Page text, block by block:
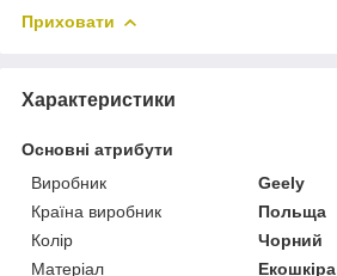
Приховати
Характеристики
Основні атрибути
Виробник
Geely
Країна виробник
Польща
Колір
Чорний
Матеріал
Екошкіра